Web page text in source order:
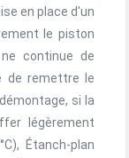
en place d'un
le piston
continue de
de remettre le
si la
légèrement
Étanch-plan